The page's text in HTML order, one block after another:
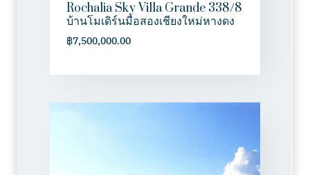
Rochalia Sky Villa Grande 338/8
บ้านโมเดิร์นมือสองเชียงใหม่หางดง
฿7,500,000.00